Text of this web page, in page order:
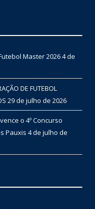
Master 20264 de
DE FUTEBOL
29 de julho de 2026
o 4º Concurso
Pauxis 4 de julho de